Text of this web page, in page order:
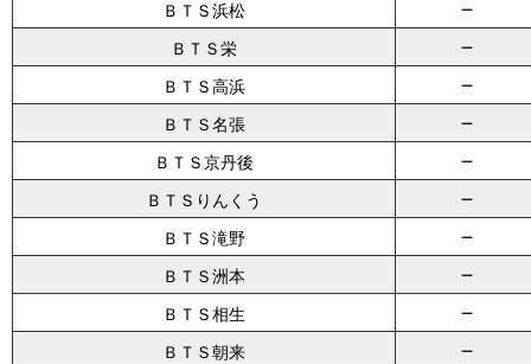
ＢＴＳ浜松 －
ＢＴＳ栄 －
ＢＴＳ高浜 －
ＢＴＳ名張 －
ＢＴＳ京丹後 －
ＢＴＳりんくう －
ＢＴＳ滝野 －
ＢＴＳ洲本 －
ＢＴＳ相生 －
ＢＴＳ朝来 －